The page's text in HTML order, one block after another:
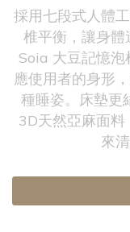
採用七段式人體
椎平衡，讓身
Soia 大豆記憶
應使用者的身形
種睡姿。床墊
3D天然亞麻面
來